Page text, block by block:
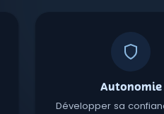
Autonomie
Développer sa